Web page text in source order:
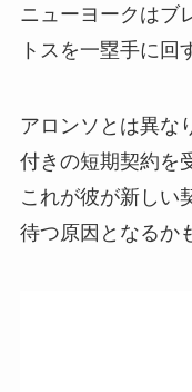
ニューヨークはブ
トスを一塁手に回
アロンソとは異な
付きの短期契約を
これが彼が新しい
待つ原因となるか